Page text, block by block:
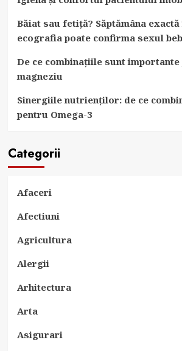
Băiat sau fetiță? Săptămâna
ecografia poate confirma sexul
De ce combinațiile sunt importante
magneziu
Sinergiile nutrienților: de ce
pentru Omega-3
Categorii
Afaceri
Afectiuni
Agricultura
Alergii
Arhitectura
Arta
Asigurari